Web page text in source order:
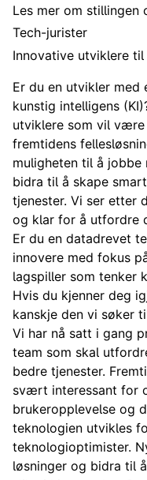
Les mer om stillingen
Tech-jurister
Innovative utviklere
Er du en utvikler med
kunstig intelligens
utviklere som vil
fremtidens
muligheten til å
bidra til å skape
tjenester. Vi ser etter
og klar for å utfordre
Er du en datadrevet
innovere med fokus
lagspiller som tenker
Hvis du kjenner deg
kanskje den vi søker
Vi har nå satt i gang
team som skal
bedre tjenester.
svært interessant for
brukeropplevelse og
teknologien utvikles
teknologioptimister.
løsninger og bidra til